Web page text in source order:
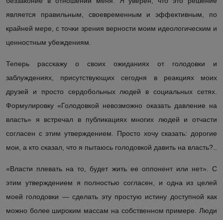
является правильным, своевременным и эффективным, по
крайней мере, с точки зрения верности моим идеологическим и
ценностным убеждениям.
Теперь расскажу о своих ожиданиях от голодовки и
заблуждениях, присутствующих сегодня в реакциях моих
друзей и просто сердобольных людей в социальных сетях.
Формулировку «Голодовкой невозможно оказать давление на
власть» я встречал в публикацияхмногих людей и отчасти
согласен с этим утверждением. Просто хочу сказать: дорогие
мои, а кто сказал, что я пытаюсь голодовкой давить на власть?..
«Власти плевать на то, будет жить ее оппонент или нет». С
этим утверждением я полностью согласен, и одна из целей
моей голодовки — сделать эту простую истину доступной как
можно более широким массам на собственном примере. Люди